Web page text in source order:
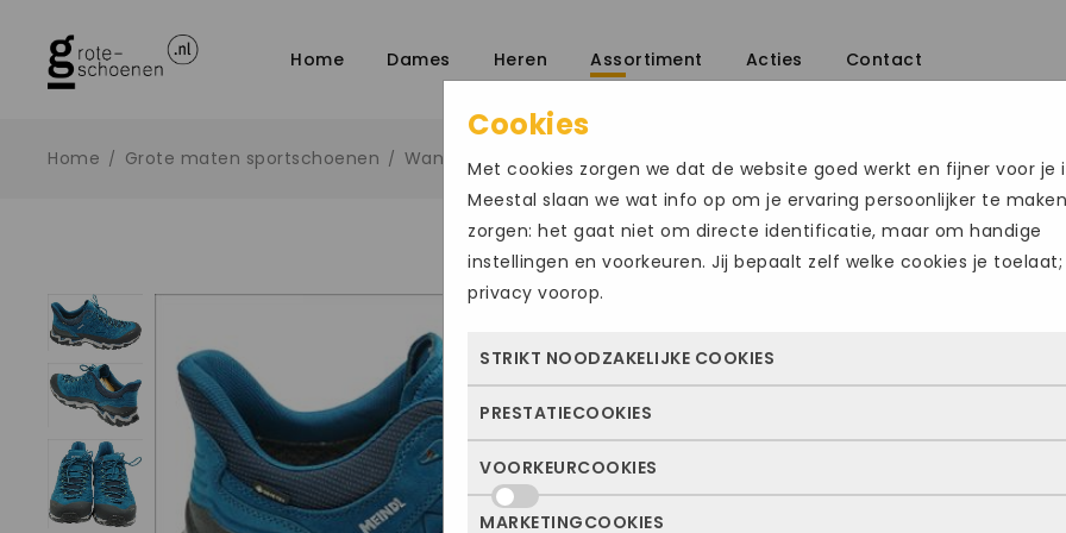
Home Dames Heren Assortiment Acties Contact
Home / Grote maten sportschoenen / Wandelschoenen
€229.95
Maat
48.5
49.5
Cookies
Met cookies zorgen we dat de website goed werkt en fijner voor je
Meestal slaan we wat info op om je ervaring persoonlijker te
zorgen: het gaat niet om directe identificatie, maar om handige
instellingen en voorkeuren. Jij bepaalt zelf welke cookies je toelaat;
privacy voorop.
STRIKT NOODZAKELIJKE COOKIES
Deze cookies zorgen ervoor dat de website überhaupt werkt. Ze
dus altijd actief en kunnen niet worden uitgezet. Meestal worden
alleen geplaatst als jij iets doet, zoals inloggen, een formulier
of je privacyvoorkeuren opslaan. Je kunt je browser zo instellen
PRESTATIECOOKIES
Met deze cookies zien we hoe vaak onze site bezocht wordt, waar
bezoekers vandaan komen en welke pagina’s populair zijn. Zo
VOORKEURCOOKIES
MARKETINGCOOKIES